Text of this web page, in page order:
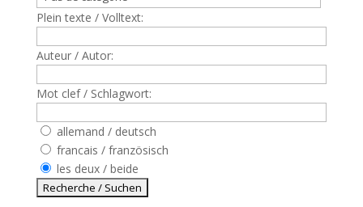
Plein texte / Volltext:
Auteur / Autor:
Mot clef / Schlagwort:
allemand / deutsch
francais / französisch
les deux / beide